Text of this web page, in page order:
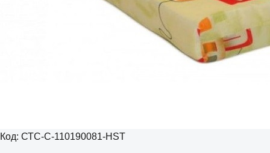
Код: СТС-С-110190081-HST